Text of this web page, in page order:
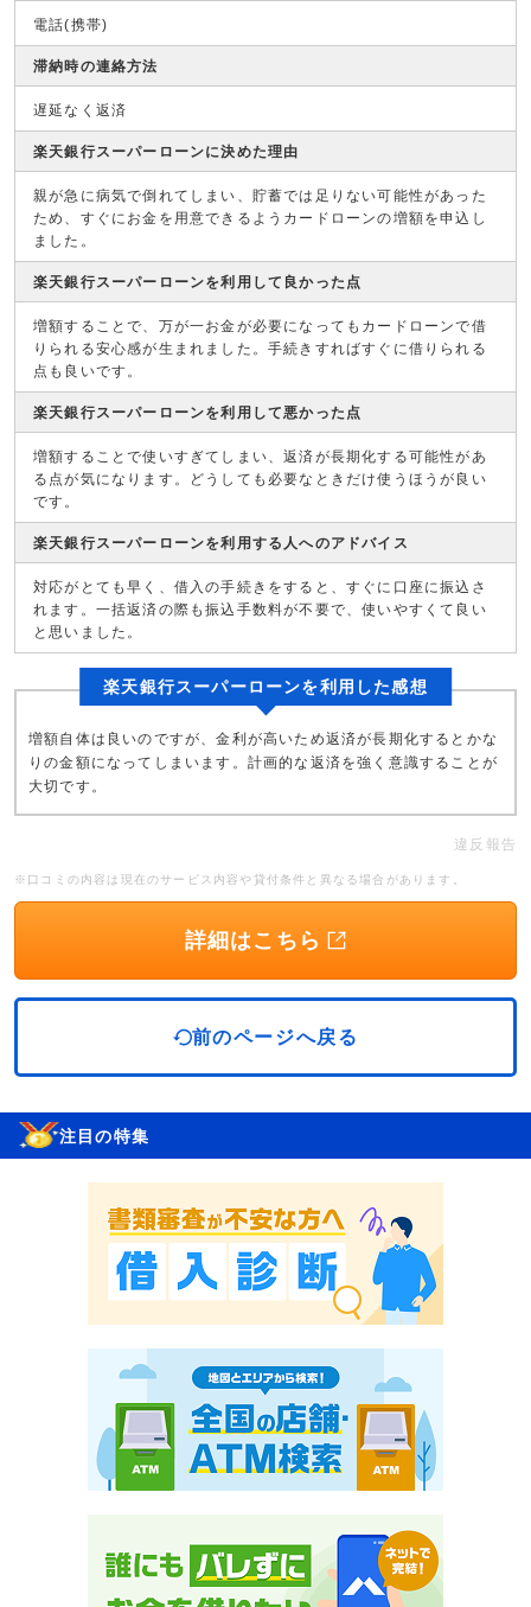
電話(携帯)
滞納時の連絡方法
遅延なく返済
楽天銀行スーパーローンに決めた理由
親が急に病気で倒れてしまい、貯蓄では足りない可能性があった
ため、すぐにお金を用意できるようカードローンの増額を申込し
ました。
楽天銀行スーパーローンを利用して良かった点
増額することで、万が一お金が必要になってもカードローンで借
りられる安心感が生まれました。手続きすればすぐに借りられる
点も良いです。
楽天銀行スーパーローンを利用して悪かった点
増額することで使いすぎてしまい、返済が長期化する可能性があ
る点が気になります。どうしても必要なときだけ使うほうが良い
です。
楽天銀行スーパーローンを利用する人へのアドバイス
対応がとても早く、借入の手続きをすると、すぐに口座に振込さ
れます。一括返済の際も振込手数料が不要で、使いやすくて良い
と思いました。
楽天銀行スーパーローンを利用した感想
増額自体は良いのですが、金利が高いため返済が長期化するとかな
りの金額になってしまいます。計画的な返済を強く意識することが
大切です。
違反報告
※口コミの内容は現在のサービス内容や貸付条件と異なる場合があります。
詳細はこちら
前のページへ戻る
注目の特集